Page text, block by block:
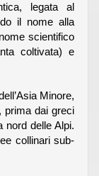
legata al
il nome alla
scientifico
coltivata) e
Minore,
prima dai greci
nord delle Alpi.
collinari sub-